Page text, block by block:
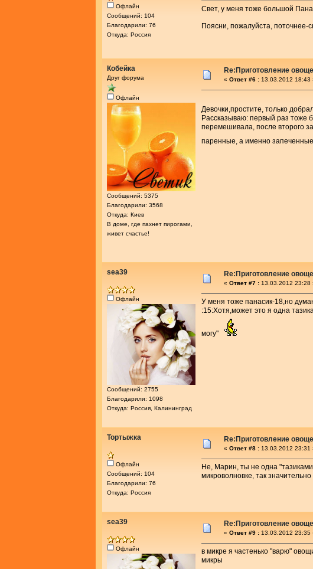
Офлайн
Сообщений: 104
Благодарили: 76
Откуда: Россия
Свет, у меня тоже большой
Поясни, пожалуйста, поточнее-
Кобейка
Друг форума
Офлайн
Сообщений: 5375
Благодарили: 3568
Откуда: Киев
В доме, где пахнет пирогами,
живет счастье!
Re:Приготовление
« Ответ #6 : 13.03.2012 18:43
Девочки,простите, только
Рассказываю: первый раз тоже
перемешивала, после второго
паренные, а именно
sea39
Офлайн
Сообщений: 2755
Благодарили: 1098
Откуда: Россия, Калининград
Re:Приготовление
« Ответ #7 : 13.03.2012 23:28
У меня тоже панасик-18,но
:15:Хотя,может это я одна
могу"
Тортыжка
Офлайн
Сообщений: 104
Благодарили: 76
Откуда: Россия
Re:Приготовление
« Ответ #8 : 13.03.2012 23:31
Не, Марин, ты не одна
микроволновке, так
sea39
Офлайн
Re:Приготовление
« Ответ #9 : 13.03.2012 23:35
в микре я частенько "варю"
микры